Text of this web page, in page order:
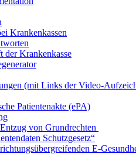
Krankenkassen
der Krankenkasse
(mit Links der Video-
Patientenakte (ePA)
von Grundrechten
Schutzgesetz“
E-